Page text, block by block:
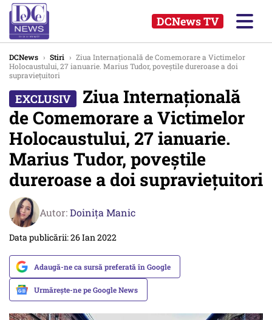
DCNews TV
DCNews › Stiri › Ziua Internațională de Comemorare a Victimelor
Holocaustului, 27 ianuarie. Marius Tudor, poveștile dureroase a doi
supraviețuitori
Ziua Internațională
de Comemorare a Victimelor
Holocaustului, 27 ianuarie.
Marius Tudor, poveștile
dureroase a doi supraviețuitori
Autor:Doinița Manic
Data publicării: 26 Ian 2022
Adaugă-ne ca sursă preferată în Google
Urmărește-ne pe Google News